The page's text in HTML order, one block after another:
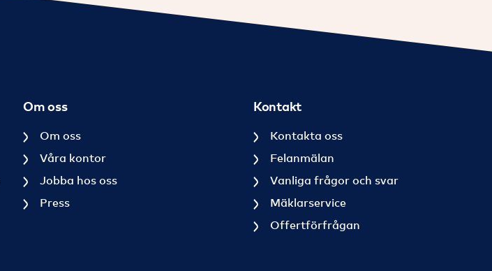
Om oss
Om oss
Våra kontor
Jobba hos oss
Press
Kontakt
Kontakta oss
Felanmälan
Vanliga frågor och svar
Mäklarservice
Offertförfrågan